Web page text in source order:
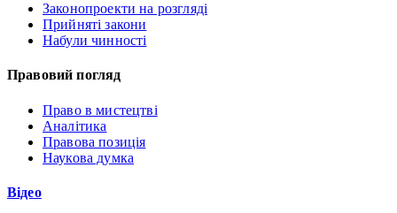
Законопроекти на розгляді
Прийняті закони
Набули чинності
Правовий погляд
Право в мистецтві
Аналітика
Правова позиція
Наукова думка
Відео